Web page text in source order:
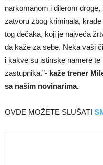
narkomanom i dilerom
zatvoru zbog kriminala,
tog dečaka, koji je najveća
da kaže za sebe. Neka vaši
i kakve su istinske namere te
zastupnika.”- kaže trener
sa našim novinarima.
OVDE MOŽETE SLUŠATI